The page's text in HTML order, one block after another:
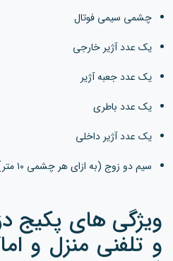
چشمی سیمی فوتال
یک عدد آژیر خارجی
یک عدد جعبه آژیر
یک عدد باطری
یک عدد آژیر داخلی
سیم دو زوج (به ازای هر چشمی ۱۰ متر)
ویژگی های پکیج
و تلفنی منزل و